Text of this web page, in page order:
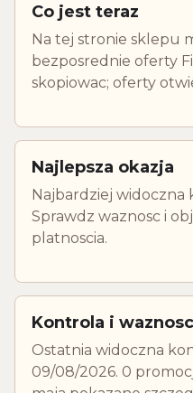
Co jest teraz
Na tej stronie sklepu
bezposrednie oferty
skopiowac; oferty
Najlepsza okazja
Najbardziej widoczna
Sprawdz waznosc i
platnoscia.
Kontrola i waznosc
Ostatnia widoczna
09/08/2026. 0